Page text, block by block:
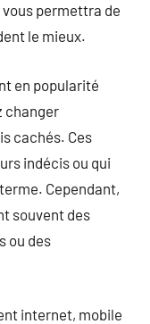
permettra de
le mieux.
en popularité
changer
cachés. Ces
indécis ou qui
Cependant,
souvent des
ou des
internet, mobile